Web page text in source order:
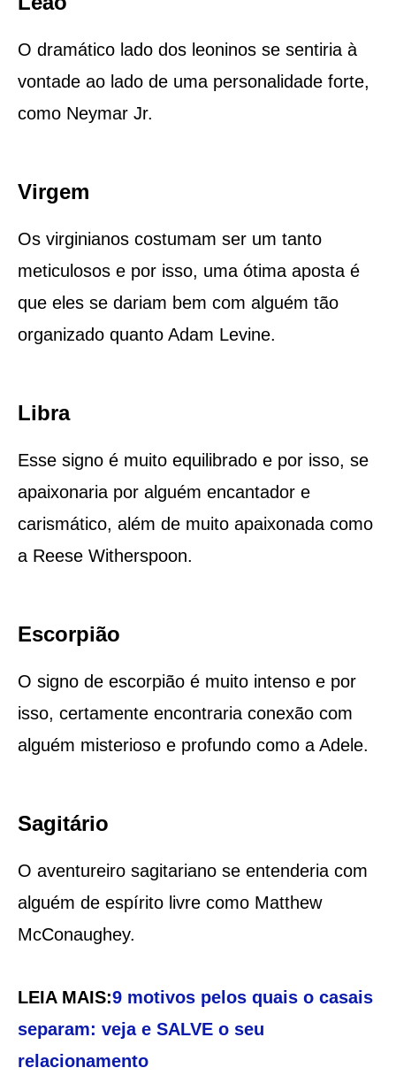
O dramático lado dos leoninos se sentiria à
vontade ao lado de uma personalidade forte,
como Neymar Jr.
Virgem
Os virginianos costumam ser um tanto
meticulosos e por isso, uma ótima aposta é
que eles se dariam bem com alguém tão
organizado quanto Adam Levine.
Libra
Esse signo é muito equilibrado e por isso, se
apaixonaria por alguém encantador e
carismático, além de muito apaixonada como
a Reese Witherspoon.
Escorpião
O signo de escorpião é muito intenso e por
isso, certamente encontraria conexão com
alguém misterioso e profundo como a Adele.
Sagitário
O aventureiro sagitariano se entenderia com
alguém de espírito livre como Matthew
McConaughey.
LEIA MAIS:9 motivos pelos quais o casais
separam: veja e SALVE o seu
relacionamento